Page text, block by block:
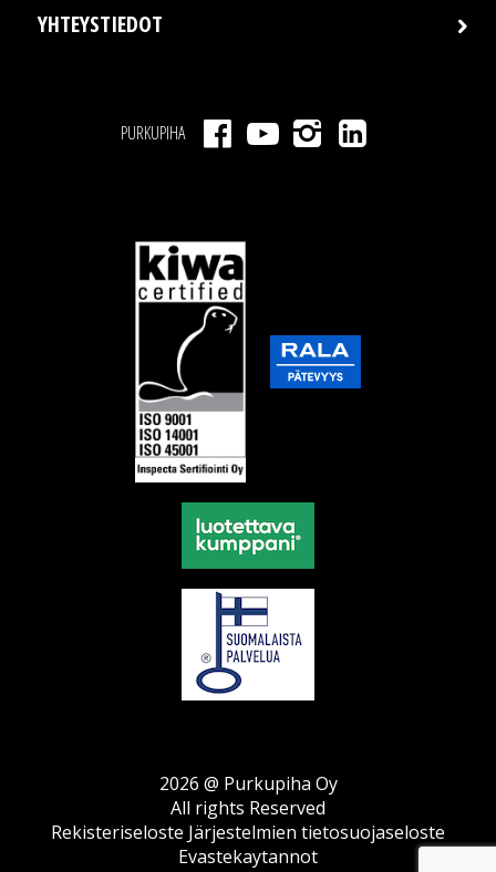
YHTEYSTIEDOT
PURKUPIHA
2026 @ Purkupiha Oy
All rights Reserved
Rekisteriseloste Järjestelmien tietosuojaseloste
Evastekaytannot